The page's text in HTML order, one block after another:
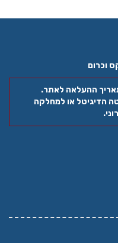
וכרום
ההעלאה לאתר.
הדיגיטל או למחלקה